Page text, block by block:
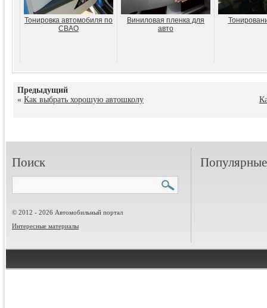
Тонировка автомобиля по
СВАО
Виниловая пленка для
авто
Предыдущий
« Как выбрать хорошую автошколу
Поиск
© 2012 - 2026 Автомобильный портал
Интересные материалы
Популярные